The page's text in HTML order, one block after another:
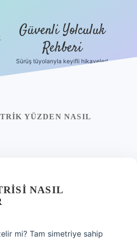
Güvenli Yolculuk
Rehberi
Sürüş tüyolarıyla keyifli hikayeler!
YÜZDEN NASIL
NASIL
mi? Tam simetriye sahip